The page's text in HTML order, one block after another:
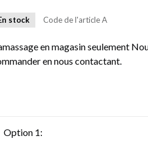
stock Code de l'articleA
en magasin seulement
en nous contactant.
Option 1: